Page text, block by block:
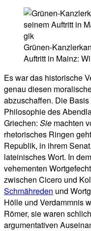
Grünen-
Auftritt in Mainz:
Es war das historische
genau diesen
abzuschaffen. Die
Philosophie des
Griechen: Sie machten
rhetorisches Ringen
Republik, in ihrem
lateinisches Wort. In
vehementen
zwischen Cicero und
Schmähreden und
Hölle und Verdammnis
Römer, sie waren
argumentativen